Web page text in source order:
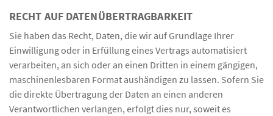
RECHT AUF DATEN­ÜBERTRAG­BARKEIT
Sie haben das Recht, Daten, die wir auf Grundlage Ihrer
Einwilligung oder in Erfüllung eines Vertrags automatisiert
verarbeiten, an sich oder an einen Dritten in einem gängigen,
maschinenlesbaren Format aushändigen zu lassen. Sofern Sie
die direkte Übertragung der Daten an einen anderen
Verantwortlichen verlangen, erfolgt dies nur, soweit es